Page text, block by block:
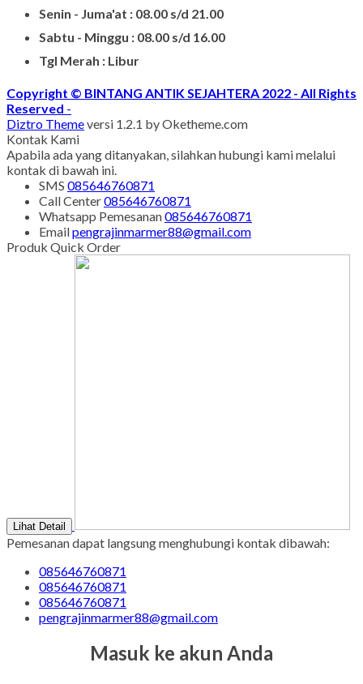
Senin - Juma'at : 08.00 s/d 21.00
Sabtu - Minggu : 08.00 s/d 16.00
Tgl Merah : Libur
Copyright © BINTANG ANTIK SEJAHTERA 2022 - All Rights
Reserved -
Diztro Themeversi 1.2.1 by Oketheme.com
Kontak Kami
Apabila ada yang ditanyakan, silahkan hubungi kami melalui
kontak di bawah ini.
SMS 085646760871
Call Center085646760871
Whatsapp Pemesanan085646760871
Emailpengrajinmarmer88@gmail.com
Produk Quick Order
Lihat Detail
Pemesanan dapat langsung menghubungi kontak dibawah:
085646760871
085646760871
085646760871
pengrajinmarmer88@gmail.com
Masuk ke akun Anda